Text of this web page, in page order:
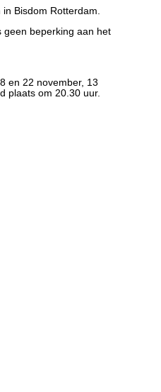
Bisdom Rotterdam.
geen beperking aan het
en 22 november, 13
plaats om 20.30 uur.